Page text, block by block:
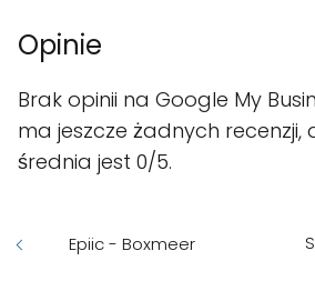
Opinie
Brak opinii na Google My
ma jeszcze żadnych recenzji,
średnia jest 0/5.
Epiic - Boxmeer